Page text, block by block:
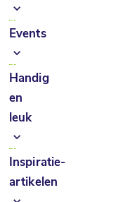
Events
Handig
en
leuk
Inspiratie-
artikelen